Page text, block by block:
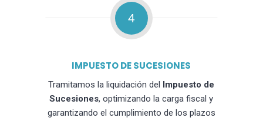
4
IMPUESTO DE SUCESIONES
Tramitamos la liquidación del Impuesto de
Sucesiones, optimizando la carga fiscal y
garantizando el cumplimiento de los plazos